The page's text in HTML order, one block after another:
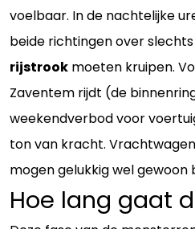
voelbaar. In de nachtelijke
beide richtingen over slechts
rijstrook moeten kruipen.
Zaventem rijdt (de
weekendverbod voor
ton van kracht.
mogen gelukkig wel gewoon
Hoe lang gaat